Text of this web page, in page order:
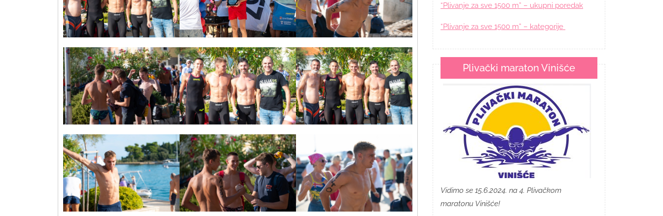
“Plivanje za sve 1500 m” – ukupni poredak
“Plivanje za sve 1500 m” – kategorije
Plivački maraton Vinišće
Vidimo se 15.6.2024. na 4. Plivačkom
maratonu Vinišće!